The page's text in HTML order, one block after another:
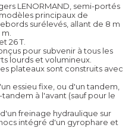
LENORMAND, semi-portés
principaux de
surélevés, allant de 8 m
26 T.
pour subvenir à tous les
lourds et volumineux.
plateaux sont construits avec
essieu fixe, ou d'un tandem,
à l'avant (sauf pour le
freinage hydraulique sur
intégré d'un gyrophare et